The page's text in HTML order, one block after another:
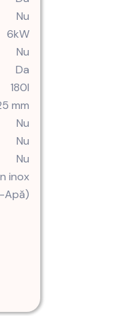
Nu
6kW
Nu
Da
180l
mm
Nu
Nu
Nu
inox
Apă)